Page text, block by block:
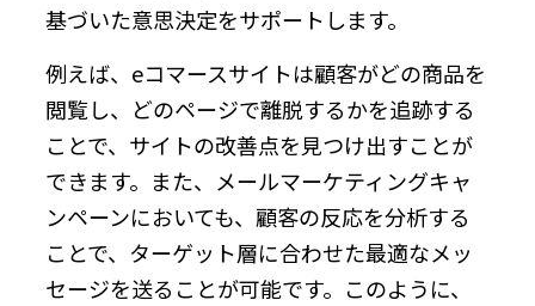
基づいた意思決定をサポートします。
例えば、eコマースサイトは顧客がどの商品を
閲覧し、どのページで離脱するかを追跡する
ことで、サイトの改善点を見つけ出すことが
できます。また、メールマーケティングキャ
ンペーンにおいても、顧客の反応を分析する
ことで、ターゲット層に合わせた最適なメッ
セージを送ることが可能です。このように、